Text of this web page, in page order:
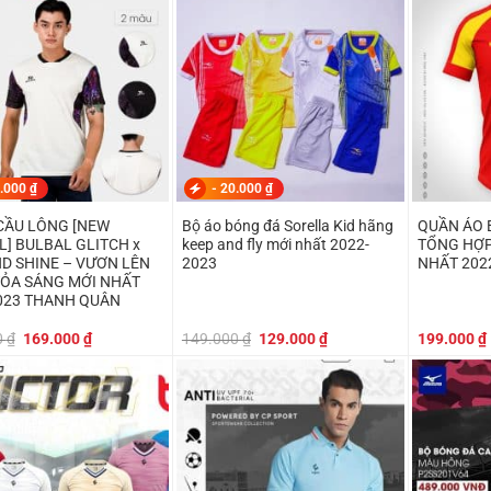
₫
LÔNG [NEW
BULBAL GLITCH x
SHINE – VƯƠN LÊN
SÁNG MỚI NHẤT
THANH QUÂN
₫ Giá
179.000 ₫.
169.000₫Giá
hiện
là:
169.000 ₫.
- 20.000 ₫
Bộ áo bóng đá Sorella Kid hãng
keep and fly mới nhất 2022-
2023
149.000₫ Giá
149.000 ₫.
129.000₫Giá
hiện
tại
là:
129.000 ₫.
QUẦN ÁO
TỔNG
NHẤT
199.000₫